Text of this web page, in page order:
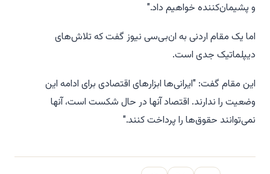
و پشیمان‌کننده خواهیم داد."
اما یک مقام اردنی به ان‌بی‌سی نیوز گفت که تلاش‌های
دیپلماتیک جدی است.
این مقام گفت: "ایرانی‌ها ابزارهای اقتصادی برای ادامه این
وضعیت را ندارند. اقتصاد آنها در حال شکست است، آنها
نمی‌توانند حقوق‌ها را پرداخت کنند."